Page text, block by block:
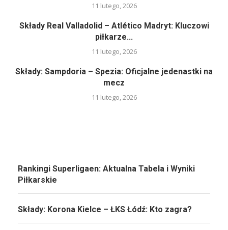
11 lutego, 2026
Składy Real Valladolid – Atlético Madryt: Kluczowi
piłkarze...
11 lutego, 2026
Składy: Sampdoria – Spezia: Oficjalne jedenastki na
mecz
11 lutego, 2026
Rankingi Superligaen: Aktualna Tabela i Wyniki
Piłkarskie
Składy: Korona Kielce – ŁKS Łódź: Kto zagra?